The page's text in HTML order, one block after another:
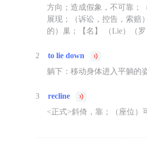
方向；造成假象，不可靠；
展现；（诉讼，控告，索赔
的）巢；【名】 （Lie）（
2
to lie down
躺下：移动身体进入平躺的
3
recline
<正式>斜倚，靠；（座位）